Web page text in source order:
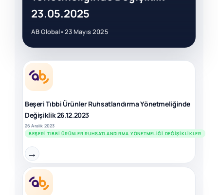
23.05.2025
AB Global• 23 Mayıs 2025
Beşeri Tıbbi Ürünler Ruhsatlandırma Yönetmeliğinde
Değişiklik 26.12.2023
26 Aralık 2023
BEŞERI TIBBI ÜRÜNLER RUHSATLANDIRMA YÖNETMELIĞI DEĞIŞIKLIKLER
→